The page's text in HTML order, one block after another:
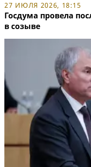
27 ИЮЛЯ 2026, 18:15
Госдума провела
в созыве